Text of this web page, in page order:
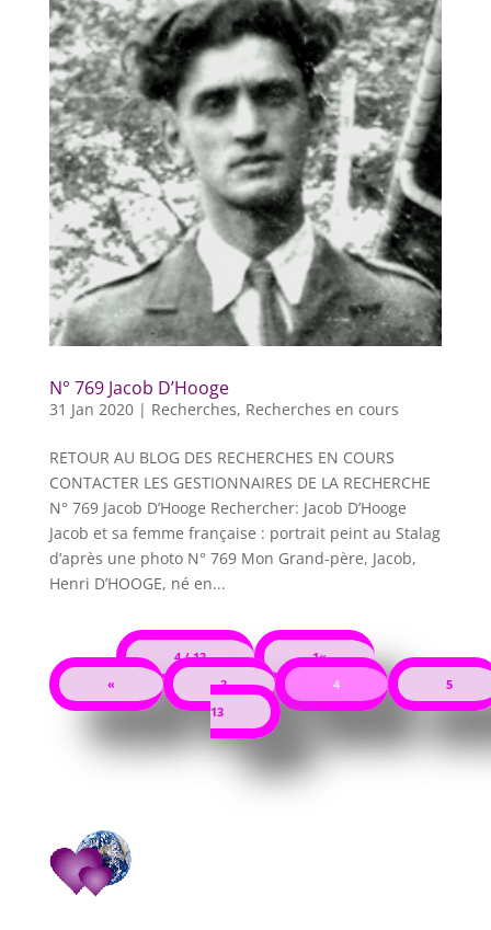
N° 769 Jacob D’Hooge
31 Jan 2020| Recherches, Recherches en cours
RETOUR AU BLOG DES RECHERCHES EN COURS
CONTACTER LES GESTIONNAIRES DE LA RECHERCHE
N° 769 Jacob D’Hooge Rechercher: Jacob D’Hooge
Jacob et sa femme française : portrait peint au Stalag
d’après une photo N° 769 Mon Grand-père, Jacob,
Henri D’HOOGE, né en...
4 / 13
1«
«
3 4
5
13